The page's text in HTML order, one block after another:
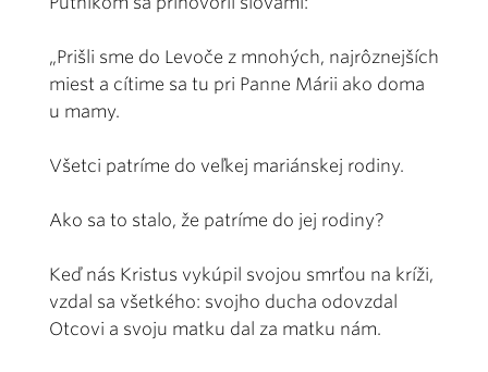
„Prišli sme do Levoče z mnohých, najrôznejších
miest a cítime sa tu pri Panne Márii ako doma
u mamy.
Všetci patríme do veľkej mariánskej rodiny.
Ako sa to stalo, že patríme do jej rodiny?
Keď nás Kristus vykúpil svojou smrťou na kríži,
vzdal sa všetkého: svojho ducha odovzdal
Otcovi a svoju matku dal za matku nám.